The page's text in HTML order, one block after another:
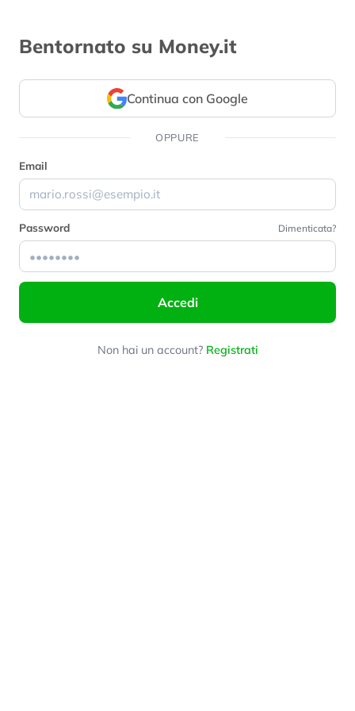
Bentornato su Money.it
Continua con Google
OPPURE
Email
Password Dimenticata?
Accedi
Non hai un account? Registrati